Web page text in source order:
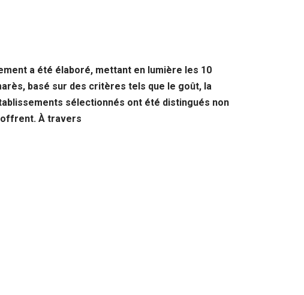
a été élaboré, mettant en lumière les 10
basé sur des critères tels que le goût, la
sélectionnés ont été distingués non
offrent. À travers